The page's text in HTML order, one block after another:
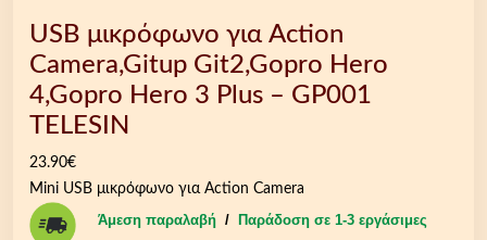
USB μικρόφωνο για Action
Camera,Gitup Git2,Gopro Hero
4,Gopro Hero 3 Plus – GP001
TELESIN
23.90€
Mini USB μικρόφωνο για Action Camera
Άμεση παραλαβή /
Παράδοση σε 1-3 εργάσιμες